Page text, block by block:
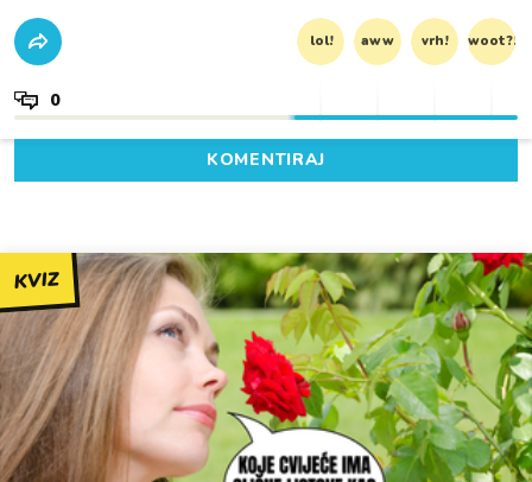
lol! aww vrh! woot?!
0
KOMENTIRAJ
KVIZ